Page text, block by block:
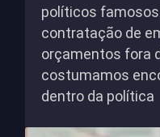
políticos
contratação de
orçamentos fora
costumamos
dentro da política